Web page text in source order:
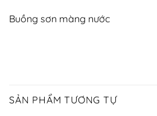
Buồng sơn màng nước
SẢN PHẨM TƯƠNG TỰ